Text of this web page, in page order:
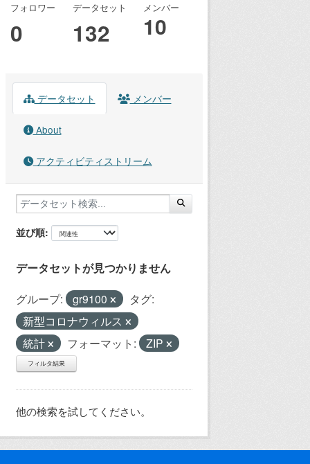
フォロワー
0
データセット
132
メンバー
10
データセット メンバー
About
アクティビティストリーム
並び順
データセットが見つかりません
グループ: gr9100
タグ:
新型コロナウィルス
統計
フォーマット: ZIP
フィルタ結果
他の検索を試してください。